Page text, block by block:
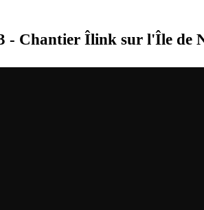
- Chantier Îlink sur l'Île de